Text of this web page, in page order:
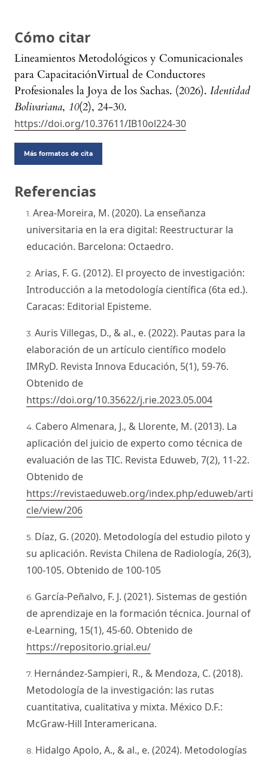
Cómo citar
Lineamientos Metodológicos y Comunicacionales
para CapacitaciónVirtual de Conductores
Profesionales la Joya de los Sachas. (2026). Identidad
Bolivariana, 10(2), 24-30.
https://doi.org/10.37611/IB10ol224-30
Más formatos de cita
Referencias
Area-Moreira, M. (2020). La enseñanza
universitaria en la era digital: Reestructurar la
educación. Barcelona: Octaedro.
Arias, F. G. (2012). El proyecto de investigación:
Introducción a la metodología científica (6ta ed.).
Caracas: Editorial Episteme.
Auris Villegas, D., & al., e. (2022). Pautas para la
elaboración de un artículo científico modelo
IMRyD. Revista Innova Educación, 5(1), 59-76.
Obtenido de
https://doi.org/10.35622/j.rie.2023.05.004
Cabero Almenara, J., & Llorente, M. (2013). La
aplicación del juicio de experto como técnica de
evaluación de las TIC. Revista Eduweb, 7(2), 11-22.
Obtenido de
https://revistaeduweb.org/index.php/eduweb/arti
cle/view/206
Díaz, G. (2020). Metodología del estudio piloto y
su aplicación. Revista Chilena de Radiología, 26(3),
100-105. Obtenido de 100-105
García-Peñalvo, F. J. (2021). Sistemas de gestión
de aprendizaje en la formación técnica. Journal of
e-Learning, 15(1), 45-60. Obtenido de
https://repositorio.grial.eu/
Hernández-Sampieri, R., & Mendoza, C. (2018).
Metodología de la investigación: las rutas
cuantitativa, cualitativa y mixta. México D.F.:
McGraw-Hill Interamericana.
Hidalgo Apolo, A., & al., e. (2024). Metodologías